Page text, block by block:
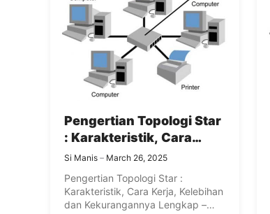
Pengertian Topologi Star
: Karakteristik, Cara
Kerja, Kelebihan dan
Kekurangannya Lengkap
Si Manis March 26, 2025
Pengertian Topologi Star :
Karakteristik, Cara Kerja, Kelebihan
dan Kekurangannya Lengkap –